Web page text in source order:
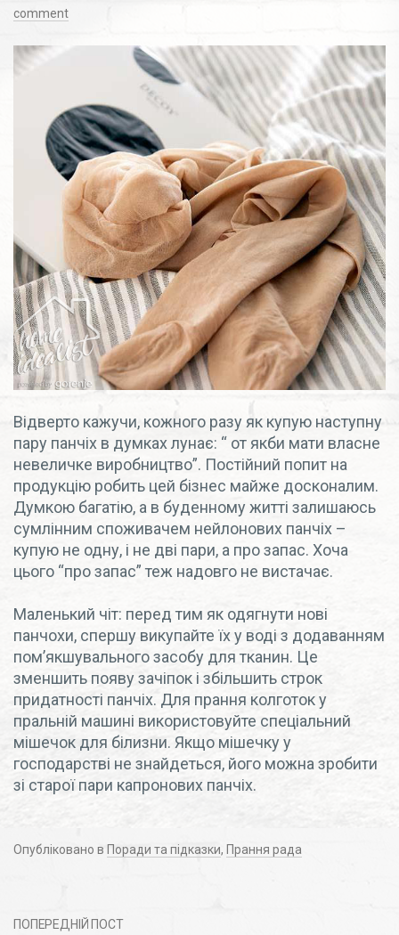
comment
Відверто кажучи, кожного разу як купую наступну
пару панчіх в думках лунає: “ от якби мати власне
невеличке виробництво”. Постійний попит на
продукцію робить цей бізнес майже досконалим.
Думкою багатію, а в буденному житті залишаюсь
сумлінним споживачем нейлонових панчіх –
купую не одну, і не дві пари, а про запас. Хоча
цього “про запас” теж надовго не вистачає.
Маленький чіт: перед тим як одягнути нові
панчохи, спершу викупайте їх у воді з додаванням
пом’якшувального засобу для тканин. Це
зменшить появу зачіпок і збільшить строк
придатності панчіх. Для прання колготок у
пральній машині використовуйте спеціальний
мішечок для білизни. Якщо мішечку у
господарстві не знайдеться, його можна зробити
зі старої пари капронових панчіх.
Опубліковано в Поради та підказки, Прання рада
ПОПЕРЕДНІЙ ПОСТ